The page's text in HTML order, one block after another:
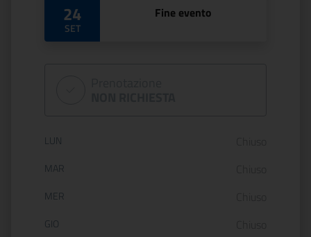
24
SET
Fine evento
Orario di apertura:
LUN
MAR
MER
GIO